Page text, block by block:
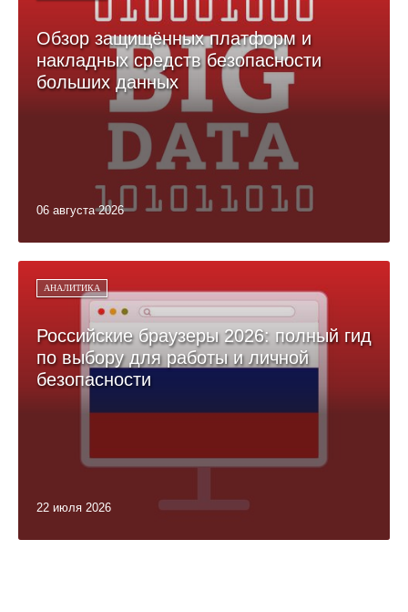
Обзор защищённых платформ и
накладных средств безопасности
больших данных
06 августа 2026
АНАЛИТИКА
Российские браузеры 2026: полный гид
по выбору для работы и личной
безопасности
22 июля 2026